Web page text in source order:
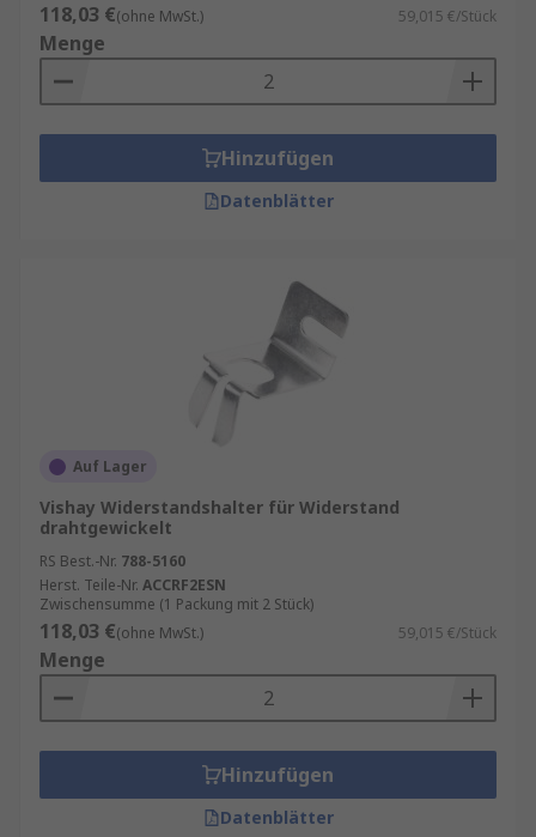
118,03 €(ohne MwSt.) 59,015 €/Stück
Menge
Hinzufügen
Datenblätter
Auf Lager
Vishay Widerstandshalter für Widerstand
drahtgewickelt
RS Best.-Nr. 788-5160
Herst. Teile-Nr. ACCRF2ESN
Zwischensumme (1 Packung mit 2 Stück)
118,03 €(ohne MwSt.) 59,015 €/Stück
Menge
Hinzufügen
Datenblätter